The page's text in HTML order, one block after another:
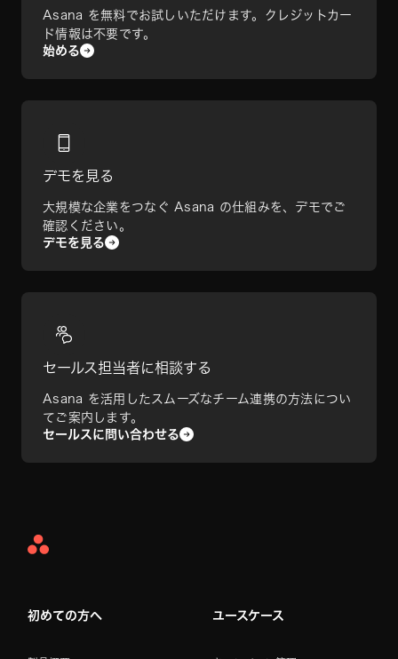
Asana を無料でお試しいただけます。クレジットカー
ド情報は不要です。
始める
デモを見る
大規模な企業をつなぐ Asana の仕組みを、デモでご
確認ください。
デモを見る
セールス担当者に相談する
Asana を活用したスムーズなチーム連携の方法につい
てご案内します。
セールスに問い合わせる
Asana
初めての方へ ユースケース